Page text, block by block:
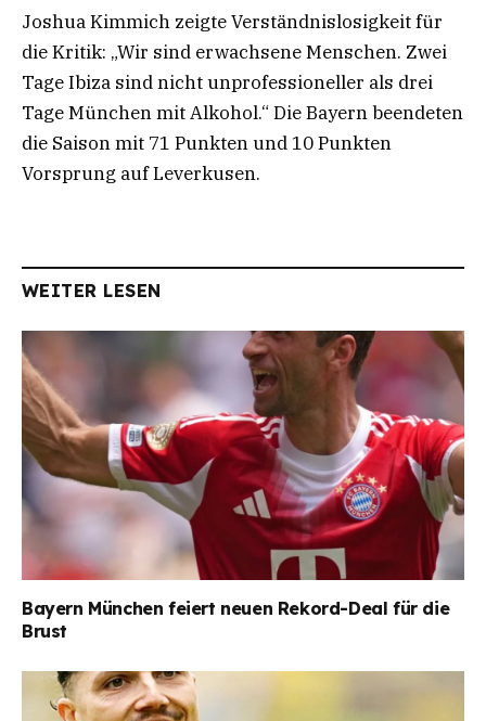
Joshua Kimmich zeigte Verständnislosigkeit für
die Kritik: „Wir sind erwachsene Menschen. Zwei
Tage Ibiza sind nicht unprofessioneller als drei
Tage München mit Alkohol.“ Die Bayern beendeten
die Saison mit 71 Punkten und 10 Punkten
Vorsprung auf Leverkusen.
WEITER LESEN
Bayern München feiert neuen Rekord-Deal für die
Brust